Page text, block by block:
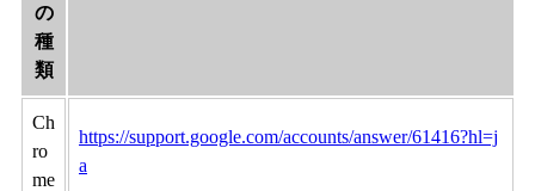
の
種
類
Ch
ro
me
https://support.google.com/accounts/answer/61416?hl=j
a